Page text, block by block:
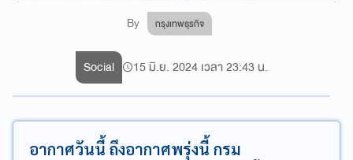
By กรุงเทพธุรกิจ
Social 15 มิ.ย. 2024 เวลา 23:43 น.
อากาศวันนี้ ถึงอากาศพรุ่งนี้ กรม